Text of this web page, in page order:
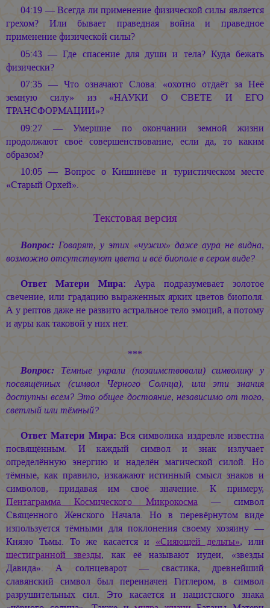
04:19 — Всегда ли применение физической силы является
грехом? Или бывает праведная война и праведное
применение физической силы?
05:43 — Где спасение для души и тела? Куда бежать
физически?
07:35 — Что означают Слова: «охотно отдаёт за Неё
земную силу» из «НАУКИ О СВЕТЕ И ЕГО
ТРАНСФОРМАЦИИ»?
09:27 — Умершие по окончании земной жизни
продолжают своё совершенствование, если да, то каким
образом?
10:05 — Вопрос о Кишинёве и туристическом месте
«Старый Орхей».
Текстовая версия
Вопрос: Говарят, у этих «чужих» даже аура не видна,
возможно отсутствуют цвета и всё биополе в сером виде?
Ответ Матери Мира: Аура подразумевает золотое
свечение, или градацию выраженных ярких цветов биополя.
А у рептов даже не развито астральное тело эмоций, а потому
и ауры как таковой у них нет.
***
Вопрос: Тёмные украли (позаимствовали) символику у
посвящённых (символ Чёрного Солнца), или эти знания
доступны всем? Это общее достояние, независимо от того,
светлый или тёмный?
Ответ Матери Мира: Вся символика издревле известна
посвящённым. И каждый символ и знак излучает
определённую энергию и наделён магической силой. Но
тёмные, как правило, изкажают истинный смысл знаков и
символов, придавая им своё значение. К примеру,
Пентаграмма Космического Микрокосма— символ
Священного Женского Начала. Но в перевёрнутом виде
изпользуется тёмными для поклонения своему хозяину —
Князю Тьмы. То же касается и «Сияющей дельты», или
шестигранной звезды, как её называют иудеи, «звезды
Давида». А солнцеварот — свастика, древнейший
славянский символ был переиначен Гитлером, в символ
разрушительных сил. Это касается и нацистского знака